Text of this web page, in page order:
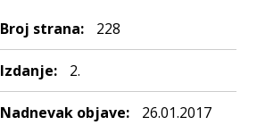
Broj strana: 228
Izdanje: 2.
Nadnevak objave: 26.01.2017